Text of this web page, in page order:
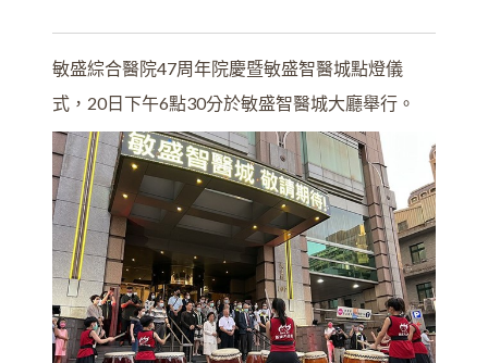
敏盛綜合醫院47周年院慶暨敏盛智醫城點燈儀
式，20日下午6點30分於敏盛智醫城大廳舉行。